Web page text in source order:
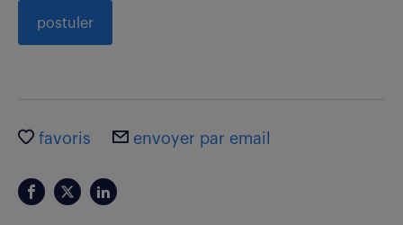
postuler
favoris envoyer par email